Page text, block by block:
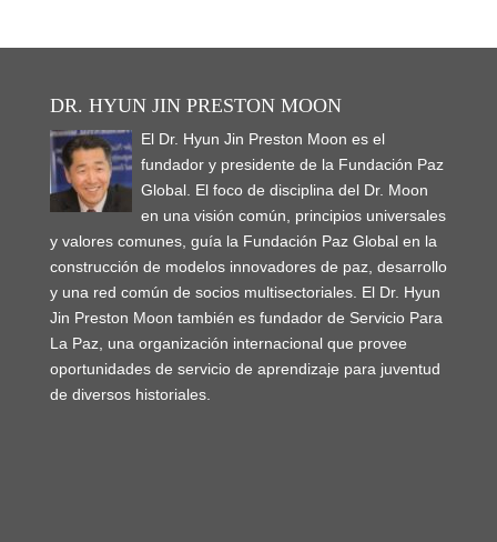
DR. HYUN JIN PRESTON MOON
El Dr. Hyun Jin Preston Moon es el
fundador y presidente de la Fundación Paz
Global. El foco de disciplina del Dr. Moon
en una visión común, principios universales
y valores comunes, guía la Fundación Paz Global en la
construcción de modelos innovadores de paz, desarrollo
y una red común de socios multisectoriales. El Dr. Hyun
Jin Preston Moon también es fundador de Servicio Para
La Paz, una organización internacional que provee
oportunidades de servicio de aprendizaje para juventud
de diversos historiales.